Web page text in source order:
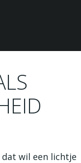
wil een lichtje